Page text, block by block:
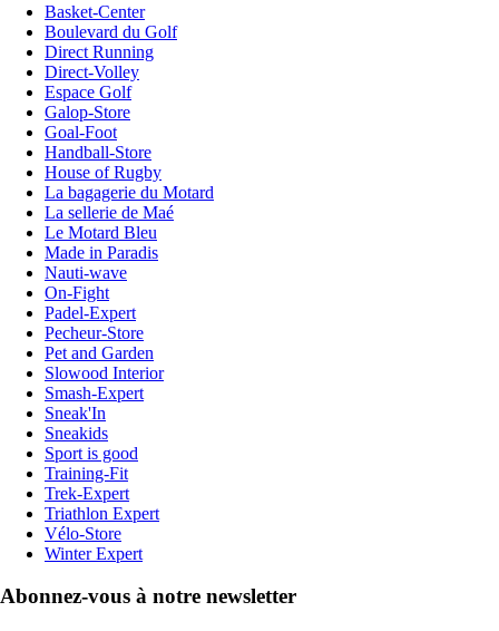
Basket-Center
Boulevard du Golf
Direct Running
Direct-Volley
Espace Golf
Galop-Store
Goal-Foot
Handball-Store
House of Rugby
La bagagerie du Motard
La sellerie de Maé
Le Motard Bleu
Made in Paradis
Nauti-wave
On-Fight
Padel-Expert
Pecheur-Store
Pet and Garden
Slowood Interior
Smash-Expert
Sneak'In
Sneakids
Sport is good
Training-Fit
Trek-Expert
Triathlon Expert
Vélo-Store
Winter Expert
Abonnez-vous à notre newsletter